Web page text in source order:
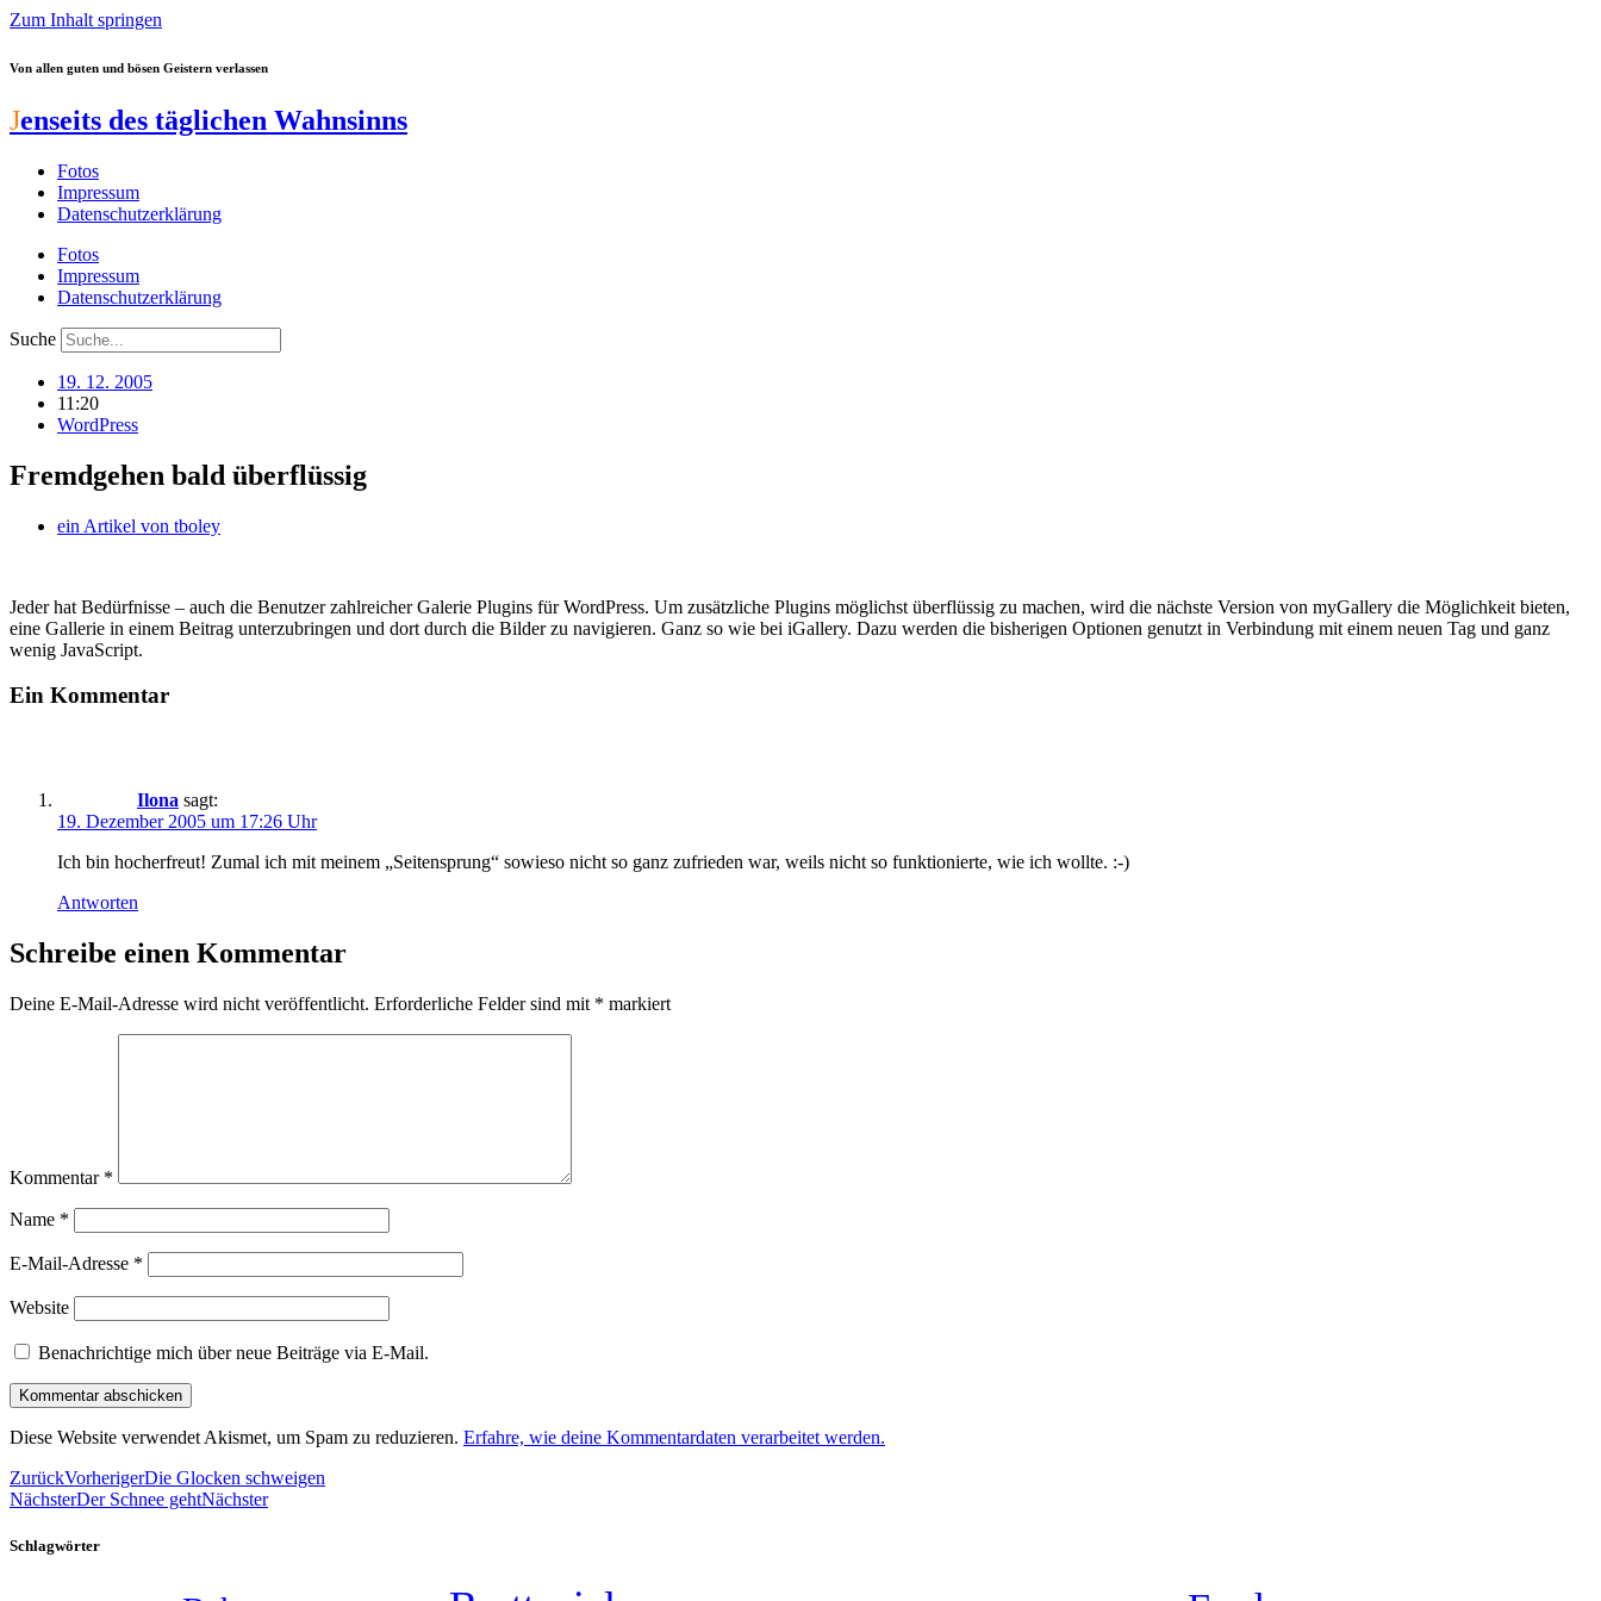
Zum Inhalt springen
Von allen guten und bösen Geistern verlassen
Jenseits des täglichen Wahnsinns
Fotos
Impressum
Datenschutzerklärung
Fotos
Impressum
Datenschutzerklärung
Suche
19. 12. 2005
11:20
WordPress
Fremdgehen bald überflüssig
ein Artikel von tboley
Jeder hat Bedürfnisse – auch die Benutzer zahlreicher Galerie Plugins für WordPress. Um zusätzliche Plugins möglichst überflüssig zu machen, wird die nächste Version von myGallery die Möglichkeit bieten,
eine Gallerie in einem Beitrag unterzubringen und dort durch die Bilder zu navigieren. Ganz so wie bei iGallery. Dazu werden die bisherigen Optionen genutzt in Verbindung mit einem neuen Tag und ganz
wenig JavaScript.
Ein Kommentar
Ilona sagt:
19. Dezember 2005 um 17:26 Uhr
Ich bin hocherfreut! Zumal ich mit meinem „Seitensprung“ sowieso nicht so ganz zufrieden war, weils nicht so funktionierte, wie ich wollte. :-)
Antworten
Schreibe einen Kommentar
Deine E-Mail-Adresse wird nicht veröffentlicht. Erforderliche Felder sind mit * markiert
Kommentar *
Name *
E-Mail-Adresse *
Website
Benachrichtige mich über neue Beiträge via E-Mail.
Diese Website verwendet Akismet, um Spam zu reduzieren. Erfahre, wie deine Kommentardaten verarbeitet werden.
ZurückVorherigerDie Glocken schweigen
NächsterDer Schnee gehtNächster
Schlagwörter